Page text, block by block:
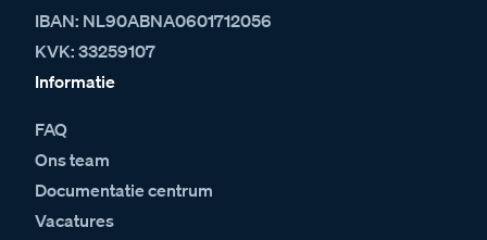
IBAN: NL90ABNA0601712056
KVK: 33259107
Informatie
FAQ
Ons team
Documentatie centrum
Vacatures